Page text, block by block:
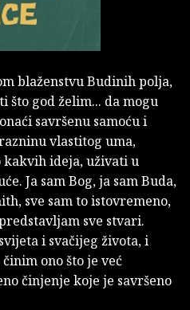
blaženstvu Budinih polja,
što god želim... da mogu
savršenu samoću i
vlastitog uma,
kakvih ideja, uživati u
Ja sam Bog, ja sam Buda,
sve sam to istovremeno,
sve stvari.
i svačijeg života, i
ono što je već
činjenje koje je savršeno